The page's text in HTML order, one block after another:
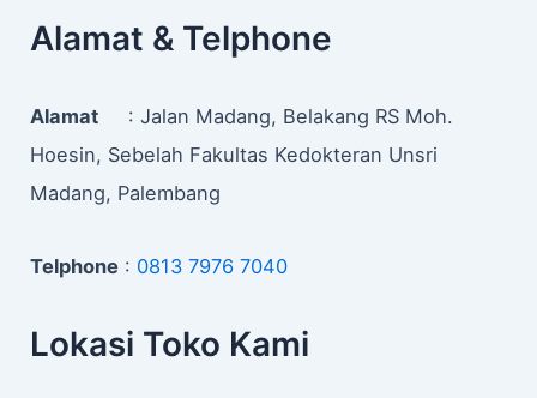
Alamat & Telphone
Alamat : Jalan Madang, Belakang RS Moh.
Hoesin, Sebelah Fakultas Kedokteran Unsri
Madang, Palembang
Telphone : 0813 7976 7040
Lokasi Toko Kami